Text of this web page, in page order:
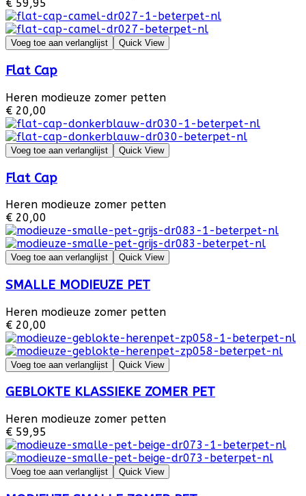
€ 59,95
Voeg toe aan verlanglijst Quick View
Flat Cap
Heren modieuze zomer petten
€ 20,00
Voeg toe aan verlanglijst Quick View
Flat Cap
Heren modieuze zomer petten
€ 20,00
Voeg toe aan verlanglijst Quick View
SMALLE MODIEUZE PET
Heren modieuze zomer petten
€ 20,00
Voeg toe aan verlanglijst Quick View
GEBLOKTE KLASSIEKE ZOMER PET
Heren modieuze zomer petten
€ 59,95
Voeg toe aan verlanglijst Quick View